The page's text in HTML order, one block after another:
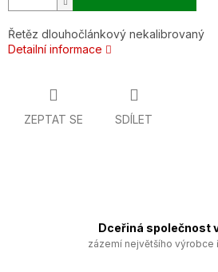
Řetěz dlouhočlánkový nekalibrovaný
Detailní informace
ZEPTAT SE SDÍLET
Dceřiná společnost
zázemí největšího výrobce